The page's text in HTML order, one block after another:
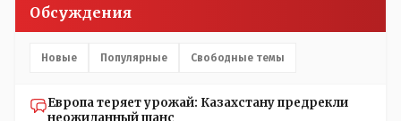
Обсуждения
Новые Популярные Свободные темы
Европа теряет урожай: Казахстану предрекли
неожиданный шанс